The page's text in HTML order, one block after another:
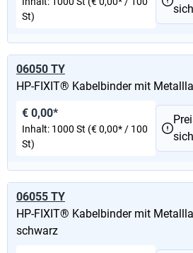
St)
06050 TY
HP-FIXIT® Kabelbinder mit
€ 0,00*
Inhalt: 1000 St (€ 0,00* / 100
St)
06055 TY
HP-FIXIT® Kabelbinder mit
schwarz